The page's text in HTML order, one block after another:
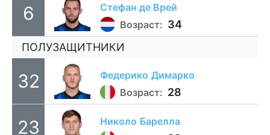
6 Стефан де Врей
Возраст: 34
ПОЛУЗАЩИТНИКИ
32 Федерико Димарко
Возраст: 28
23 Николо Барелла